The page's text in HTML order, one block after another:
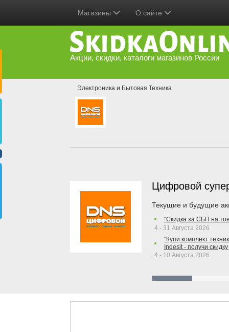
Магазины О сайте
Акции, скидки, каталоги магазинов России
Электроника и Бытовая Техника
Цифровой
Текущие и будущие
"Скидка за СБП на
4 - 31 Августа 2026
"Купи комплект
Indesit - получи
4 - 10 Августа 2026